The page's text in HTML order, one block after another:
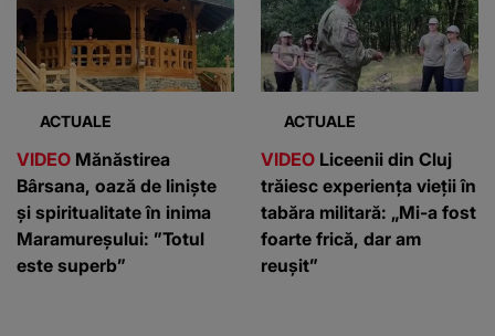
ACTUALE
VIDEO Mănăstirea
Bârsana, oază de liniște
și spiritualitate în inima
Maramureșului: ”Totul
este superb”
ACTUALE
VIDEO Liceenii din Cluj
trăiesc experiența vieții în
tabăra militară: „Mi-a fost
foarte frică, dar am
reușit”